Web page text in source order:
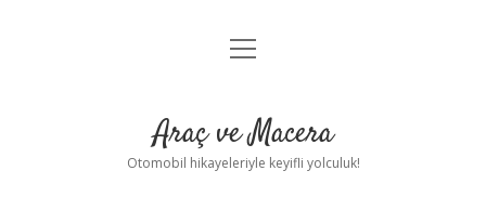
Anasayfa
Yasal Uyarı
menüyü
Araç ve Macera
Otomobil hikayeleriyle keyifli yolculuk!